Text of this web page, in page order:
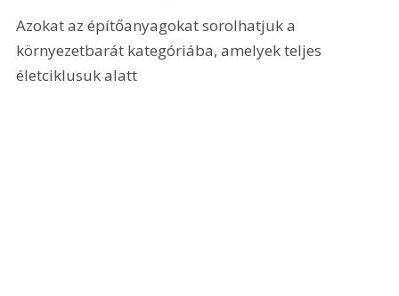
Azokat az építőanyagokat sorolhatjuk a
környezetbarát kategóriába, amelyek teljes
életciklusuk alatt